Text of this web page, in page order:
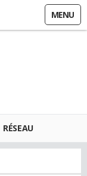
MENU
RÉSEAU